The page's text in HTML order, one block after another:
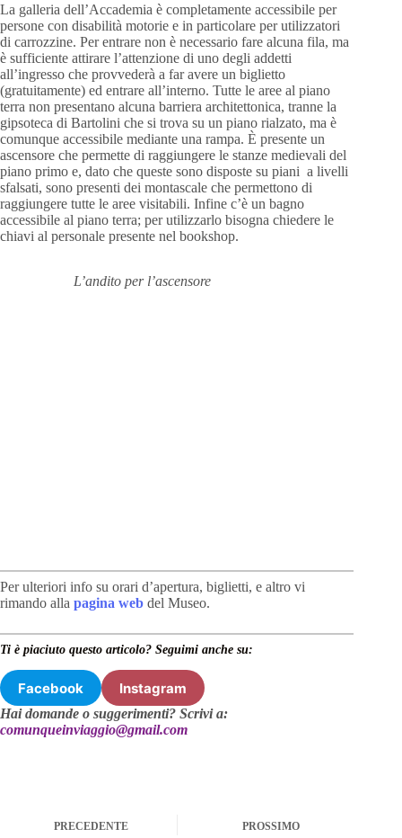
La galleria dell’Accademia è completamente accessibile per
persone con disabilità motorie e in particolare per utilizzatori
di carrozzine. Per entrare non è necessario fare alcuna fila, ma
è sufficiente attirare l’attenzione di uno degli addetti
all’ingresso che provvederà a far avere un biglietto
(gratuitamente) ed entrare all’interno. Tutte le aree al piano
terra non presentano alcuna barriera architettonica, tranne la
gipsoteca di Bartolini che si trova su un piano rialzato, ma è
comunque accessibile mediante una rampa. È presente un
ascensore che permette di raggiungere le stanze medievali del
piano primo e, dato che queste sono disposte su piani a livelli
sfalsati, sono presenti dei montascale che permettono di
raggiungere tutte le aree visitabili. Infine c’è un bagno
accessibile al piano terra; per utilizzarlo bisogna chiedere le
chiavi al personale presente nel bookshop.
L’andito per l’ascensore
Per ulteriori info su orari d’apertura, biglietti, e altro vi
rimando alla pagina web del Museo.
Ti è piaciuto questo articolo? Seguimi anche su:
Facebook Instagram
Hai domande o suggerimenti? Scrivi a:
comunqueinviaggio@gmail.com
PRECEDENTE PROSSIMO